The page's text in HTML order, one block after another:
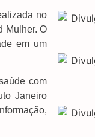
no
Mulher. O
em um
com
Janeiro